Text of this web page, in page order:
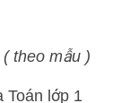
( theo mẫu )